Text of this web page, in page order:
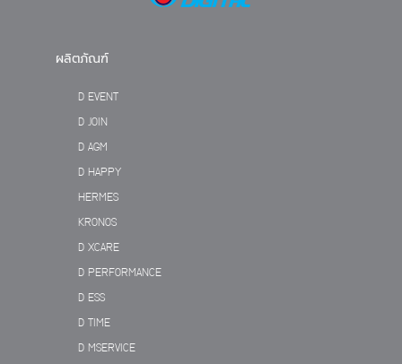
ผลิตภัณฑ์
D EVENT
D JOIN
D AGM
D HAPPY
HERMES
KRONOS
D XCARE
D PERFORMANCE
D ESS
D TIME
D MSERVICE